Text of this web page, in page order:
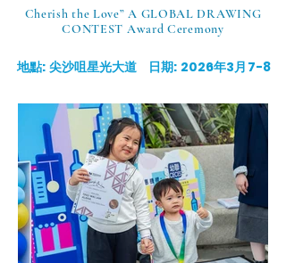
Cherish the Love” A GLOBAL DRAWING
CONTEST Award Ceremony
地點: 尖沙咀星光⼤道 ⽇期: 2026年3⽉7-8